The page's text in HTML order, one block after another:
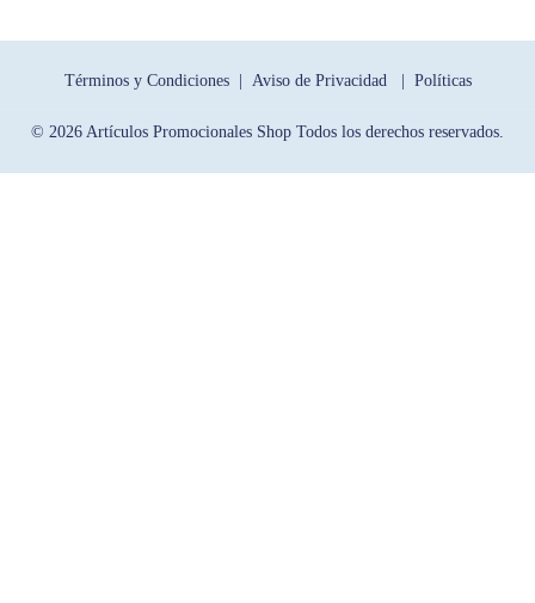
Términos y Condiciones | Aviso de Privacidad | Políticas
© 2026 Artículos Promocionales Shop Todos los derechos reservados.